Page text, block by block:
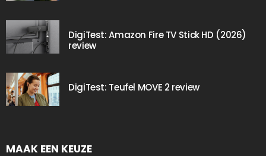
DigiTest: Amazon Fire TV Stick HD (2026)
review
DigiTest: Teufel MOVE 2 review
MAAK EEN KEUZE